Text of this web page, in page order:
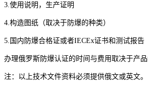
3.使用说明，生产证明
4.构造图纸（取决于防爆的种类）
5.国内防爆合格证或者IECEx证书和测试报告
办理俄罗斯防爆认证的时间与费用取决于产
注：以上技术文件资料必须提供俄文或英文。